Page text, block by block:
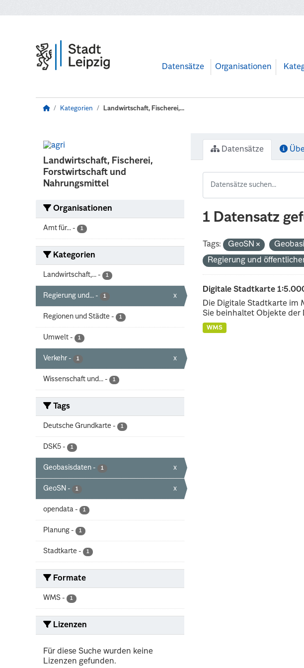
Datensätze Organisationen
Kategorien Landwirtschaft, Fischerei,...
Landwirtschaft, Fischerei,
Forstwirtschaft und
Nahrungsmittel
Organisationen
Amt für... - 1
Kategorien
Landwirtschaft,... - 1
Regierung und... - 1 x
Regionen und Städte - 1
Umwelt - 1
Verkehr - 1 x
Wissenschaft und... - 1
Tags
Deutsche Grundkarte - 1
DSK5 - 1
Geobasisdaten - 1 x
GeoSN - 1 x
opendata - 1
Planung - 1
Stadtkarte - 1
Formate
WMS - 1
Lizenzen
Für diese Suche wurden keine
Lizenzen gefunden.
Datensätze
1 Datensatz
Tags: GeoSN
Regierung und
Digitale Stadtkarte
Die Digitale Stadtkarte im
Sie beinhaltet Objekte der
WMS